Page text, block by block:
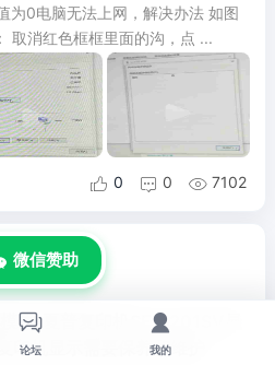
为0电脑无法上网，解决办法 如图
取消红色框框里面的沟，点 ...
 0  0  7102
式-夏普复印机SF-S201SV显
印机显示需要保养和维护
微信赞助

论坛

我的